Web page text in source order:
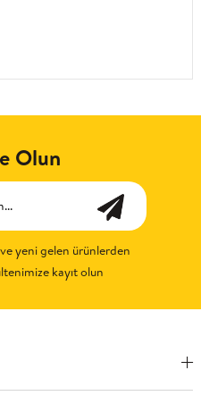
Olun
yeni gelen ürünlerden
kayıt olun